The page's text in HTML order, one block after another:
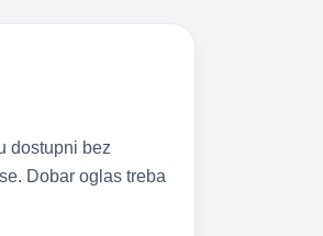
dostupni bez
Dobar oglas treba